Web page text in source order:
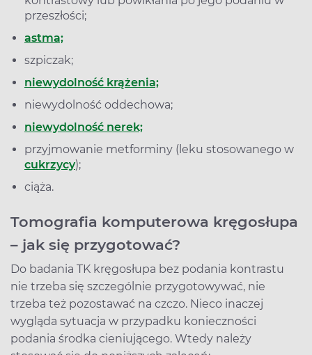
przeszłości;
astma;
szpiczak;
niewydolność krążenia;
niewydolność oddechowa;
niewydolność nerek;
przyjmowanie metforminy (leku stosowanego w
cukrzycy);
ciąża.
Tomografia komputerowa kręgosłupa
– jak się przygotować?
Do badania TK kręgosłupa bez podania kontrastu
nie trzeba się szczególnie przygotowywać, nie
trzeba też pozostawać na czczo. Nieco inaczej
wygląda sytuacja w przypadku konieczności
podania środka cieniującego. Wtedy należy